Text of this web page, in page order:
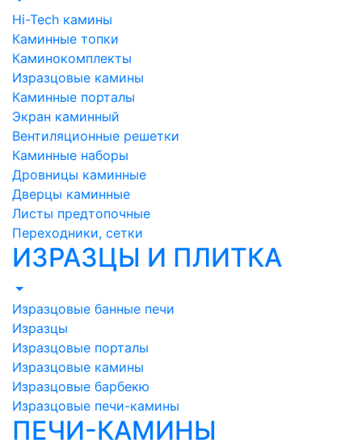
Hi-Tech камины
Каминные топки
Каминокомплекты
Изразцовые камины
Каминные порталы
Экран каминный
Вентиляционные решетки
Каминные наборы
Дровницы каминные
Дверцы каминные
Листы предтопочные
Переходники, сетки
ИЗРАЗЦЫ И ПЛИТКА
Изразцовые банные печи
Изразцы
Изразцовые порталы
Изразцовые камины
Изразцовые барбекю
Изразцовые печи-камины
ПЕЧИ-КАМИНЫ